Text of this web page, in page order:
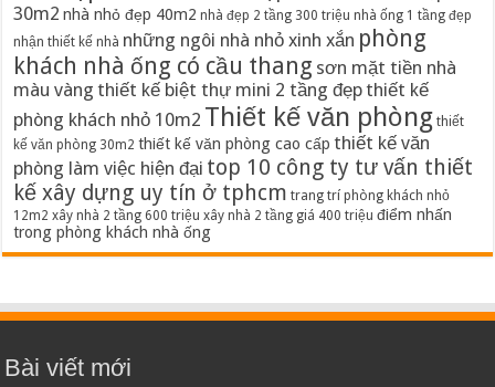
30m2 nhà nhỏ đẹp 40m2 nhà đẹp 2 tầng 300 triệu nhà ống 1 tầng đẹp
nhận thiết kế nhà những ngôi nhà nhỏ xinh xắn phòng
khách nhà ống có cầu thang sơn mặt tiền nhà
màu vàng thiết kế biệt thự mini 2 tầng đẹpthiết kế
phòng khách nhỏ 10m2 Thiết kế văn phòng thiết
kế văn phòng 30m2 thiết kế văn phòng cao cấp thiết kế văn
phòng làm việc hiện đại top 10 công ty tư vấn thiết
kế xây dựng uy tín ở tphcm trang trí phòng khách nhỏ
12m2 xây nhà 2 tầng 600 triệu xây nhà 2 tầng giá 400 triệu điểm nhấn
trong phòng khách nhà ống
Bài viết mới